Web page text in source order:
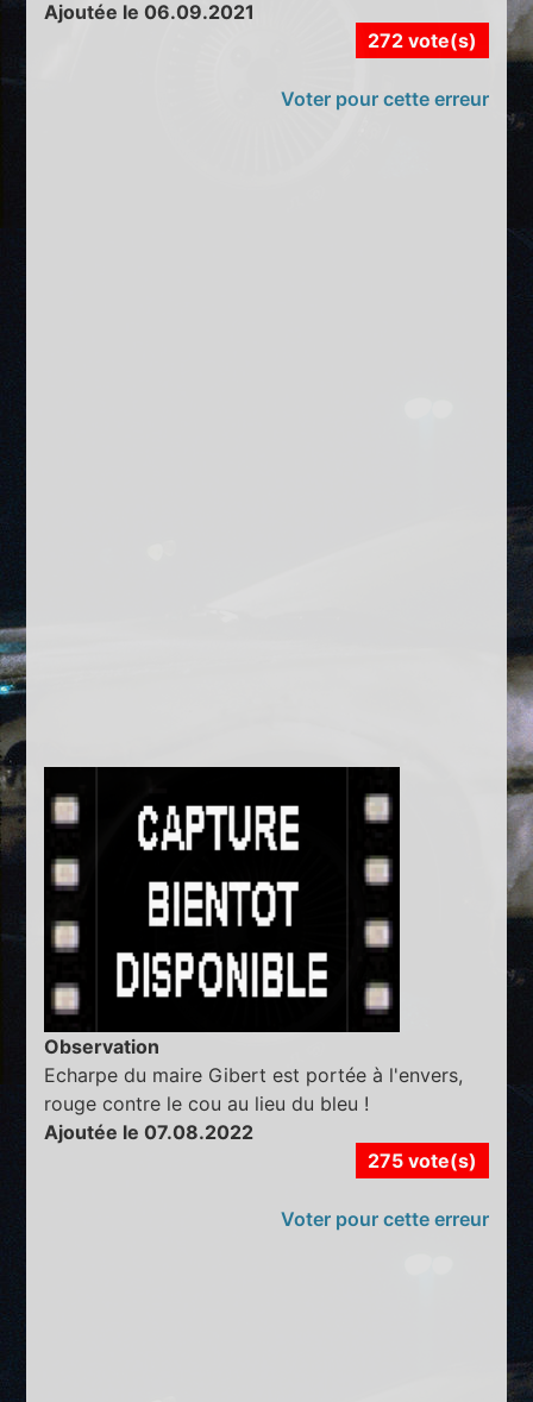
Ajoutée le 06.09.2021
272 vote(s)
Voter pour cette erreur
Observation
Echarpe du maire Gibert est portée à l'envers,
rouge contre le cou au lieu du bleu !
Ajoutée le 07.08.2022
275 vote(s)
Voter pour cette erreur